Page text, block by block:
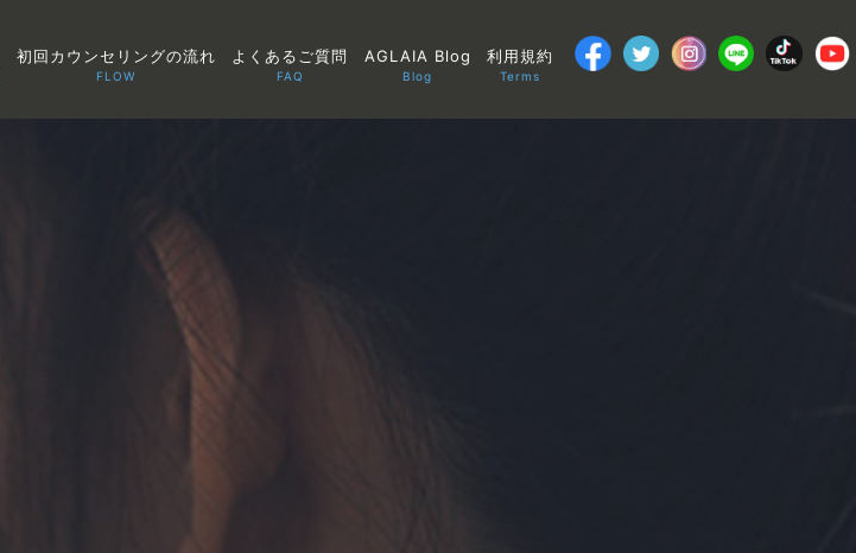
初回カウンセリングの流れ
FLOW
よくあるご質問
FAQ
AGLAIA Blog
Blog
利用規約
Terms